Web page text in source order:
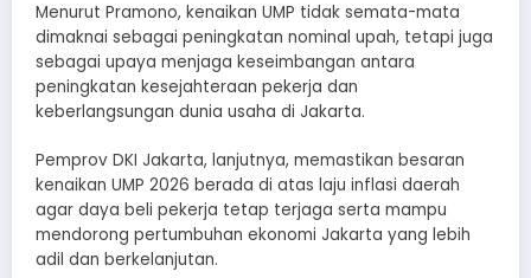
Menurut Pramono, kenaikan UMP tidak semata-mata
dimaknai sebagai peningkatan nominal upah, tetapi juga
sebagai upaya menjaga keseimbangan antara
peningkatan kesejahteraan pekerja dan
keberlangsungan dunia usaha di Jakarta.
Pemprov DKI Jakarta, lanjutnya, memastikan besaran
kenaikan UMP 2026 berada di atas laju inflasi daerah
agar daya beli pekerja tetap terjaga serta mampu
mendorong pertumbuhan ekonomi Jakarta yang lebih
adil dan berkelanjutan.